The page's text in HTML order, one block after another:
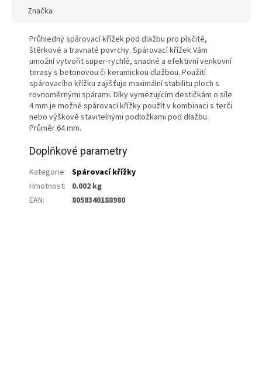
Značka
Průhledný spárovací křížek pod dlažbu pro písčité,
štěrkové a travnaté povrchy. Spárovací křížek Vám
umožní vytvořit super-rychlé, snadné a efektivní venkovní
terasy s betonovou či keramickou dlažbou. Použití
spárovacího křížku zajišťuje maximální stabilitu ploch s
rovnoměrnými spárami. Díky vymezujícím destičkám o síle
4 mm je možné spárovací křížky použít v kombinaci s terči
nebo výškově stavitelnými podložkami pod dlažbu.
Průměr 64 mm.
Doplňkové parametry
Kategorie: Spárovací křížky
Hmotnost:
0.002 kg
EAN: 8058340188980